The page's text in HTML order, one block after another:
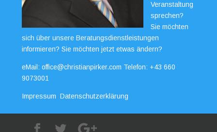
Veranstaltung
sprechen?
Sie möchten
sich über unsere Beratungsdienstleistungen
informieren? Sie möchten jetzt etwas ändern?
eMail: office@christianpirker.com Telefon: +43 660
9073001
Impressum Datenschutzerklärung